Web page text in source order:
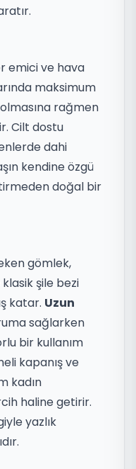
emici ve hava
maksimum
rağmen
Cilt dostu
dahi
kendine özgü
doğal bir
gömlek,
şile bezi
katar. Uzun
sağlarken
bir kullanım
kapanış ve
kadın
haline getirir.
yazlık